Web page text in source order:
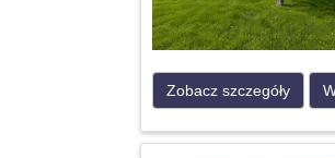
Zobacz szczegóły